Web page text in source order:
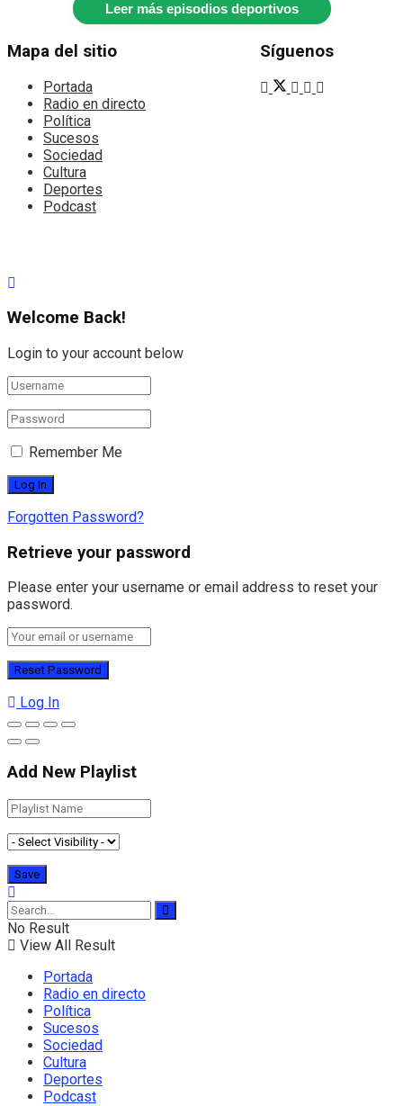
Leer más episodios deportivos
Mapa del sitio
Portada
Radio en directo
Política
Sucesos
Sociedad
Cultura
Deportes
Podcast
Síguenos
Welcome Back!
Login to your account below
Remember Me
Forgotten Password?
Retrieve your password
Please enter your username or email address to reset your
password.
Log In
Add New Playlist
No Result
View All Result
Portada
Radio en directo
Política
Sucesos
Sociedad
Cultura
Deportes
Podcast